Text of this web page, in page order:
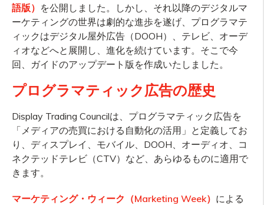
語版） を公開しました。しかし、それ以降のデジタルマ
ーケティングの世界は劇的な進歩を遂げ、プログラマテ
ィックはデジタル屋外広告（DOOH）、テレビ、オーデ
ィオなどへと展開し、進化を続けています。そこで今
回、ガイドのアップデート版を作成いたしました。
プログラマティック広告の歴史
Display Trading Councilは、プログラマティック広告を
「メディアの売買における自動化の活用」と定義してお
り、ディスプレイ、モバイル、DOOH、オーディオ、コ
ネクテッドテレビ（CTV）など、あらゆるものに適用で
きます。
マーケティング・ウィーク（Marketing Week） による